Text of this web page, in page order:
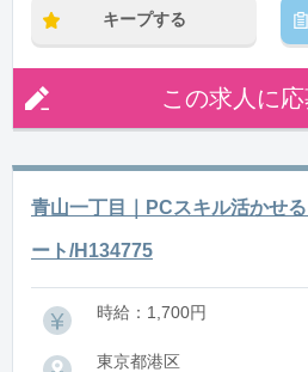
キープする
この求人に
青山一丁目｜PCスキル活かせ
ート/H134775
時給：1,700円
東京都港区